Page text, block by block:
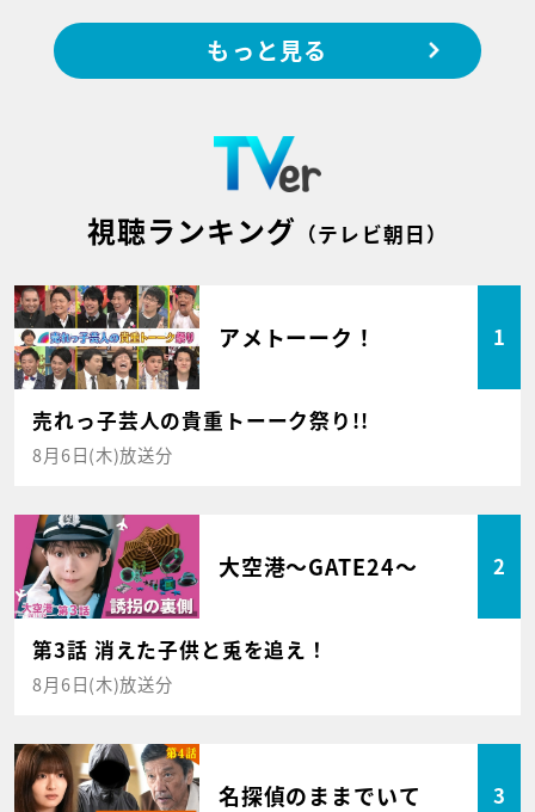
もっと見る
視聴ランキング （テレビ朝日）
アメトーーク！ 1
売れっ子芸人の貴重トーーク祭り!!
8月6日(木)放送分
大空港～GATE24～ 2
第3話 消えた子供と兎を追え！
8月6日(木)放送分
名探偵のままでいて 3